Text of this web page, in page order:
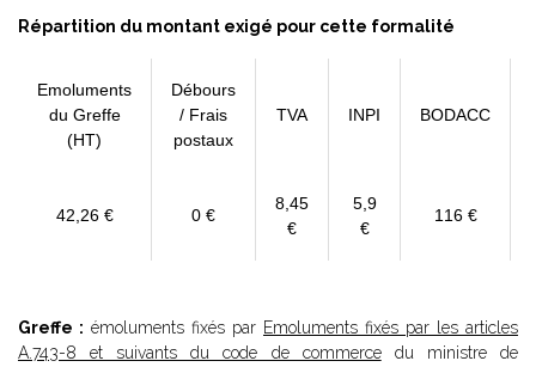
Répartition du montant exigé pour cette formalité
Emoluments
du Greffe
(HT)
Débours
/ Frais
postaux
TVA INPI BODACC
42,26 € 0 €
8,45
€
5,9
€
116 €
Greffe : émoluments fixés par Emoluments fixés par les articles
A.743-8 et suivants du code de commercedu ministre de